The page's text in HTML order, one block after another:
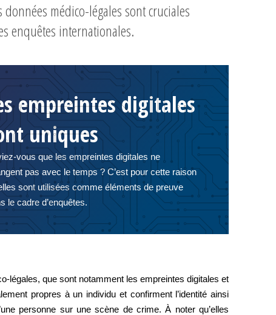
données médico-légales sont cruciales
enquêtes internationales.
empreintes digitales
uniques
vous que les empreintes digitales ne
pas avec le temps ? C’est pour cette raison
sont utilisées comme éléments de preuve
le cadre d’enquêtes.
légales, que sont notamment les empreintes digitales et
propres à un individu et confirment l’identité ainsi
personne sur une scène de crime. À noter qu’elles